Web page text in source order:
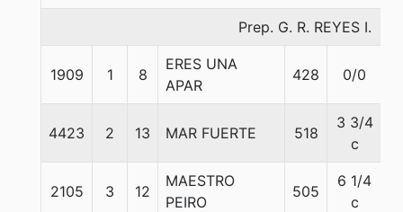
Prep. G. R. REYES I.
1909 1 8
ERES UNA
APAR
428 0/0
4423 2 13 MAR FUERTE 518
3 3/4
c
2105 3 12
MAESTRO
PEIRO
505
6 1/4
c